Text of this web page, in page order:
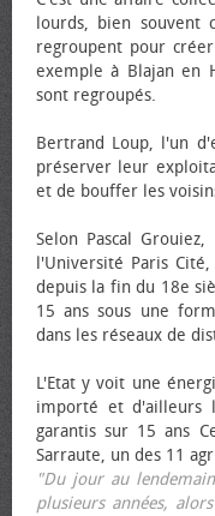
lourds, bien souvent
regroupent pour
exemple à Blajan en
sont regroupés.
Bertrand Loup, l'un
préserver leur
et de bouffer les
Selon Pascal
l'Université Paris
depuis la fin du 18e
15 ans sous une
dans les réseaux de
L'Etat y voit une
importé et d'ailleurs
garantis sur 15 ans
Sarraute, un des 11
"Du jour au
plusieurs années,